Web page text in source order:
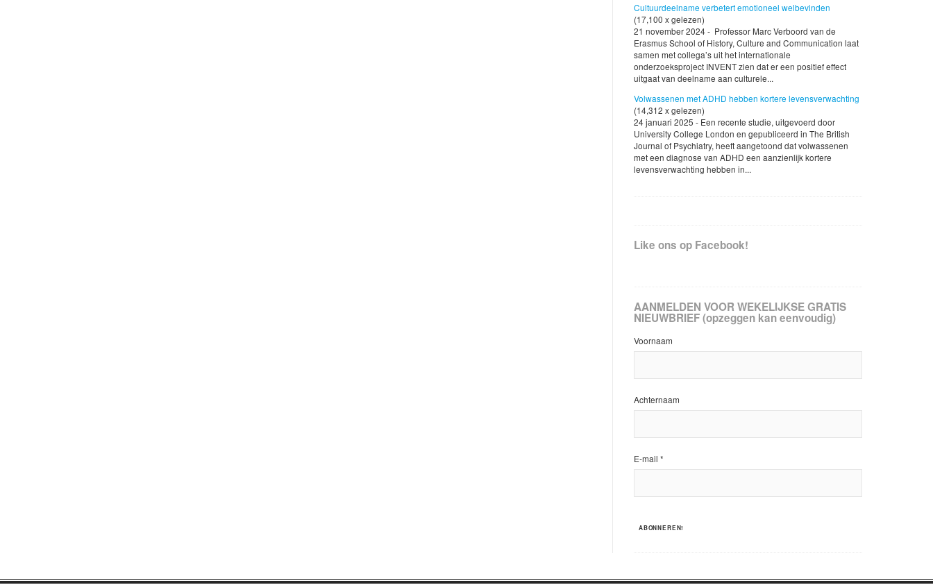
Cultuurdeelname verbetert emotioneel welbevinden
(17,100 x gelezen)
21 november 2024 - Professor Marc Verboord van de
Erasmus School of History, Culture and Communication laat
samen met collega’s uit het internationale
onderzoeksproject INVENT zien dat er een positief effect
uitgaat van deelname aan culturele...
Volwassenen met ADHD hebben kortere levensverwachting
(14,312 x gelezen)
24 januari 2025 - Een recente studie, uitgevoerd door
University College London en gepubliceerd in The British
Journal of Psychiatry, heeft aangetoond dat volwassenen
met een diagnose van ADHD een aanzienlijk kortere
levensverwachting hebben in...
Like ons op Facebook!
AANMELDEN VOOR WEKELIJKSE GRATIS
NIEUWBRIEF (opzeggen kan eenvoudig)
Voornaam
Achternaam
E-mail *